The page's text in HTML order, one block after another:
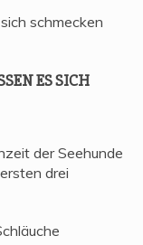
ES SICH
der Seehunde
drei